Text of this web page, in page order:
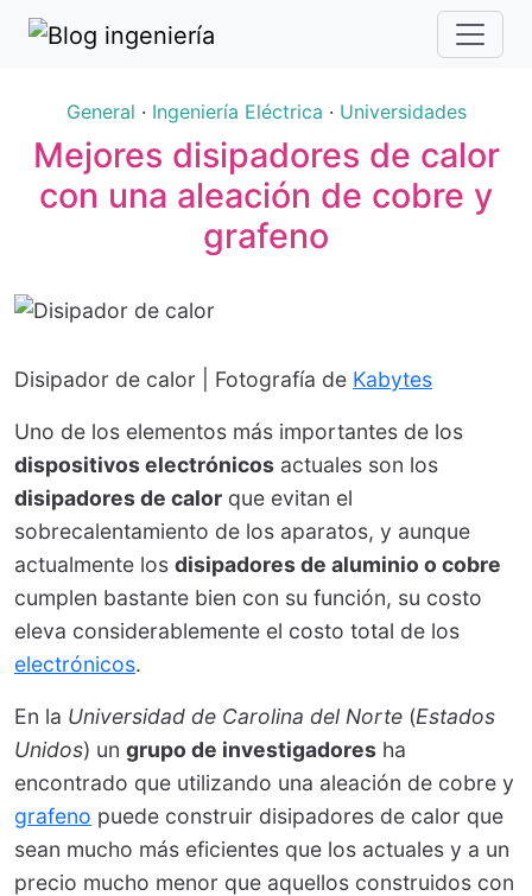
General · Ingeniería Eléctrica · Universidades
Mejores disipadores de calor
con una aleación de cobre y
grafeno
Disipador de calor | Fotografía de Kabytes
Uno de los elementos más importantes de los
dispositivos electrónicos actuales son los
disipadores de calor que evitan el
sobrecalentamiento de los aparatos, y aunque
actualmente los disipadores de aluminio o cobre
cumplen bastante bien con su función, su costo
eleva considerablemente el costo total de los
electrónicos.
En la Universidad de Carolina del Norte (Estados
Unidos) un grupo de investigadores ha
encontrado que utilizando una aleación de cobre y
grafeno puede construir disipadores de calor que
sean mucho más eficientes que los actuales y a un
precio mucho menor que aquellos construidos con